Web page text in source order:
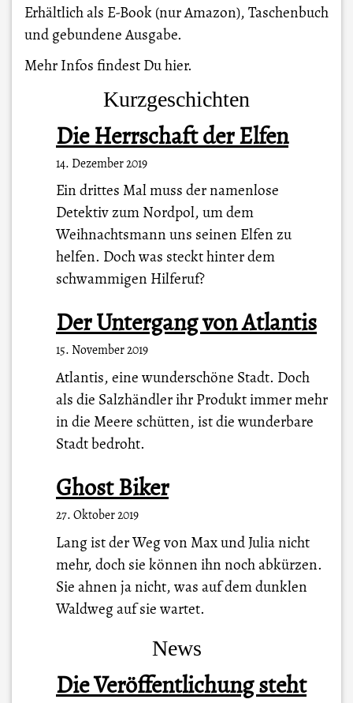
Erhältlich als E-Book (nur Amazon), Taschenbuch
und gebundene Ausgabe.
Mehr Infos findest Duhier.
Kurzgeschichten
Die Herrschaft der Elfen
14. Dezember 2019
Ein drittes Mal muss der namenlose
Detektiv zum Nordpol, um dem
Weihnachtsmann uns seinen Elfen zu
helfen. Doch was steckt hinter dem
schwammigen Hilferuf?
Der Untergang von Atlantis
15. November 2019
Atlantis, eine wunderschöne Stadt. Doch
als die Salzhändler ihr Produkt immer mehr
in die Meere schütten, ist die wunderbare
Stadt bedroht.
Ghost Biker
27. Oktober 2019
Lang ist der Weg von Max und Julia nicht
mehr, doch sie können ihn noch abkürzen.
Sie ahnen ja nicht, was auf dem dunklen
Waldweg auf sie wartet.
News
Die Veröffentlichung steht